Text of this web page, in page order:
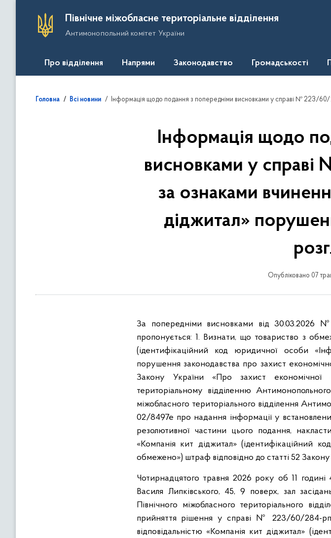
Північне міжобласне територіальне відділення
Антимонопольний комітет України
Про відділення Напрями Законодавство Громадськості
Головна Всі новини Інформація щодо подання з попередніми висновками у справі № 223/60/284-рп/к.25 за ознаками вчинення ТОВ «Компанія кит діджитал»
Інформація щодо
висновками у
за ознаками
діджитал»
Опубліковано 07
За попередніми висновками від
пропонується: 1. Визнати, що товариство з
(ідентифікаційний код юридичної особи
порушення законодавства про захист
Закону України «Про захист економічної
територіальному відділенню
міжобласного територіального відділення
02/8497е про надання інформації у
резолютивної частини цього подання,
«Компанія кит діджитал» (ідентифікаційний
обмежено») штраф відповідно до статті 52
Чотирнадцятого травня 2026 року об 11
Василя Липківського, 45, 9 поверх, зал
Північного міжобласного територіального
прийняття рішення у справі № 223/60/284-
відповідальністю «Компанія кит діджитал»